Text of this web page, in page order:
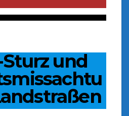
und